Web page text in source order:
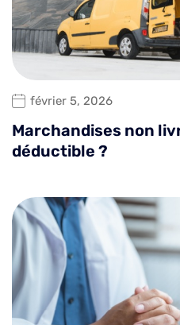
février 5, 2026
Marchandises non
déductible ?